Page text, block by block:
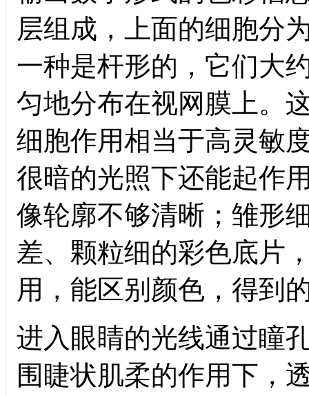
层组成，上面的细胞分
一种是杆形的，它们大
匀地分布在视网膜上。
细胞作用相当于高灵敏
很暗的光照下还能起作
像轮廓不够清晰；雏形
差、颗粒细的彩色底片
用，能区别颜色，得到
进入眼睛的光线通过瞳
围睫状肌柔的作用下，